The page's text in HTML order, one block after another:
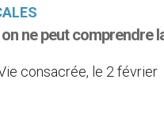
on ne peut comprendre
consacrée, le 2 février